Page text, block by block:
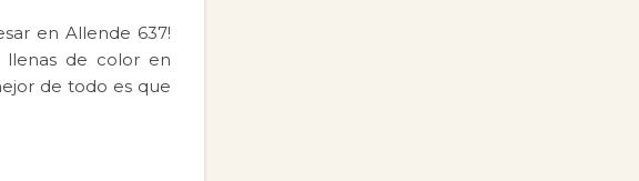
en Allende 637!
llenas de color en
de todo es que